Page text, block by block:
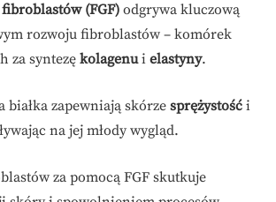
(FGF) odgrywa kluczową
rozwoju fibroblastów – komórek
za syntezę kolagenui elastyny.
białka zapewniają skórze sprężystość i
na jej młody wygląd.
za pomocą FGF skutkuje